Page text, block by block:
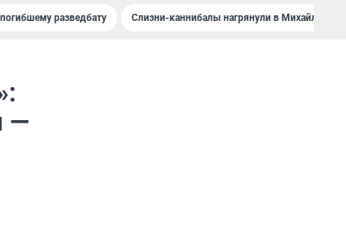
разведбату Слизни-каннибалы нагрянули в Михайлов
—